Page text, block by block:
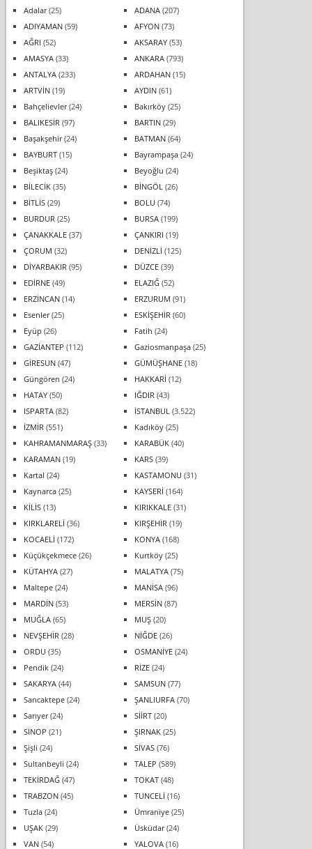
Adalar(25) ADANA(207)
ADIYAMAN(59) AFYON(73)
AĞRI (52) AKSARAY(53)
AMASYA(33) ANKARA(793)
ANTALYA(233) ARDAHAN(15)
ARTVİN(19) AYDIN(61)
Bahçelievler(24) Bakırköy(25)
BALIKESİR (97) BARTIN(29)
Başakşehir(24) BATMAN(64)
BAYBURT(15) Bayrampaşa(24)
Beşiktaş(24) Beyoğlu (24)
BİLECİK(35) BİNGÖL (26)
BİTLİS(29) BOLU (74)
BURDUR (25) BURSA(199)
ÇANAKKALE(37) ÇANKIRI (19)
ÇORUM (32) DENİZLİ (125)
DİYARBAKIR (95) DÜZCE(39)
EDİRNE(49) ELAZIĞ(52)
ERZİNCAN(14) ERZURUM (91)
Esenler(25) ESKİŞEHİR (60)
Eyüp (26) Fatih (24)
GAZİANTEP (112) Gaziosmanpaşa(25)
GİRESUN(47) GÜMÜŞHANE(18)
Güngören (24) HAKKARİ (12)
HATAY(50) IĞDIR (43)
ISPARTA(82) İSTANBUL (3.522)
İZMİR (551) Kadıköy(25)
KAHRAMANMARAŞ(33) KARABÜK(40)
KARAMAN(19) KARS(39)
Kartal (24) KASTAMONU (31)
Kaynarca(25) KAYSERİ (164)
KİLİS(13) KIRIKKALE(31)
KIRKLARELİ (36) KIRŞEHİR (19)
KOCAELİ (172) KONYA(168)
Küçükçekmece(26) Kurtköy(25)
KÜTAHYA(27) MALATYA(75)
Maltepe(24) MANİSA(96)
MARDİN(53) MERSİN(87)
MUĞLA(65) MUŞ(20)
NEVŞEHİR (28) NİĞDE(26)
ORDU (35) OSMANİYE(24)
Pendik(24) RİZE(24)
SAKARYA(44) SAMSUN(77)
Sancaktepe(24) ŞANLIURFA(70)
Sarıyer(24) SİİRT(20)
SİNOP (21) ŞIRNAK(25)
Şişli (24) SİVAS(76)
Sultanbeyli (24) TALEP (589)
TEKİRDAĞ(47) TOKAT(48)
TRABZON(45) TUNCELİ (16)
Tuzla(24) Ümraniye(25)
UŞAK(29) Üsküdar(24)
VAN(54) YALOVA(16)